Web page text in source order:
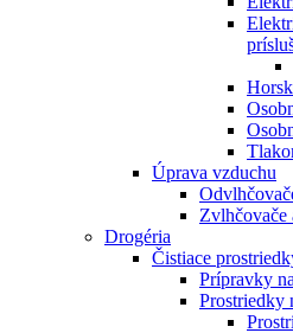
Úprava vzduchu
Zvlhčovače
Drogéria
Čistiace
Prípravky
Prostriedky